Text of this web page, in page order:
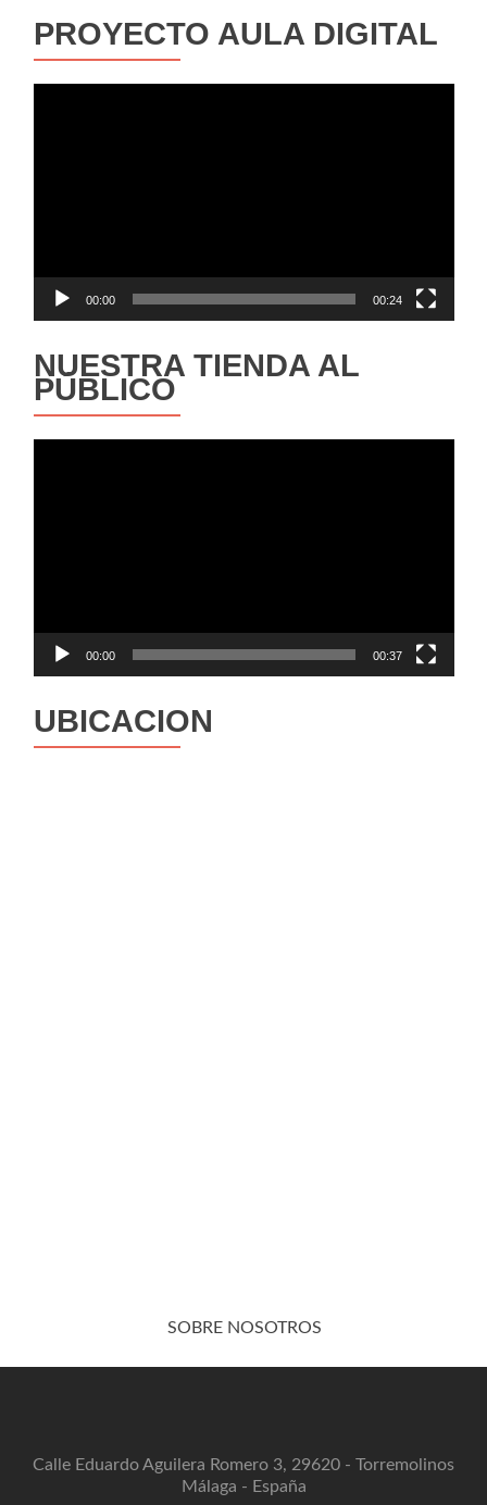
PROYECTO AULA DIGITAL
00:00 00:24
NUESTRA TIENDA AL
PÚBLICO
00:00 00:37
UBICACION
SOBRE NOSOTROS
Calle Eduardo Aguilera Romero 3, 29620 - Torremolinos
Málaga - España